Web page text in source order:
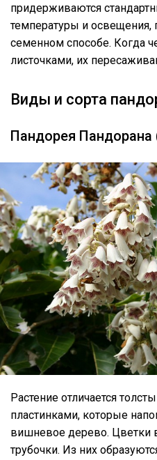
придерживаются
температуры и
семенном способе. Когда
листочками, их
Виды и сорта
Пандорея Пандорана
Растение отличается
пластинками, которые
вишневое дерево. Цветки
трубочки. Из них